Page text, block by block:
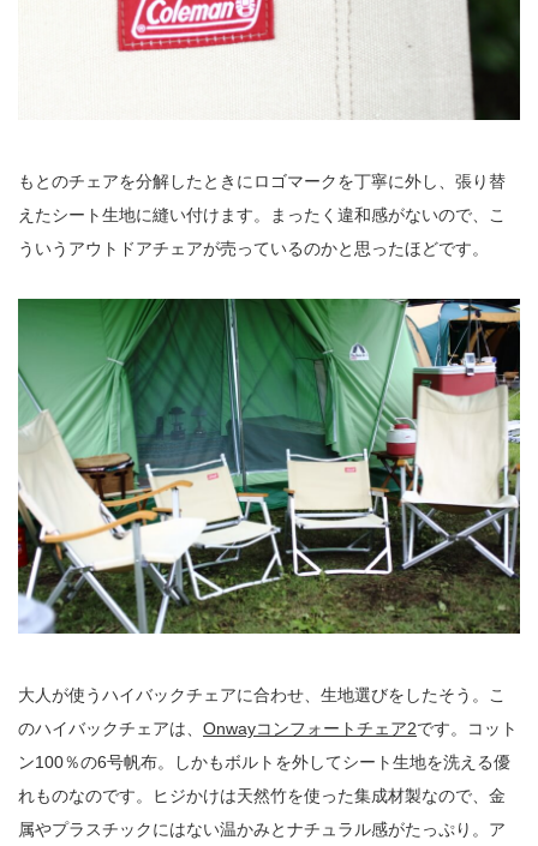
もとのチェアを分解したときにロゴマークを丁寧に外し、張り替
えたシート生地に縫い付けます。まったく違和感がないので、こ
ういうアウトドアチェアが売っているのかと思ったほどです。
大人が使うハイバックチェアに合わせ、生地選びをしたそう。こ
のハイバックチェアは、 Onwayコンフォートチェア2です。コット
ン100％の6号帆布。しかもボルトを外してシート生地を洗える優
れものなのです。ヒジかけは天然竹を使った集成材製なので、金
属やプラスチックにはない温かみとナチュラル感がたっぷり。ア